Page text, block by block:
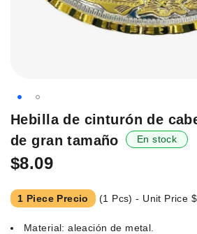
Saltar
principio
de
la
galería
de
Hebilla de cinturón de
de gran tamaño
En stock
$8.09
1 Piece Precio (1 Pcs) - Unit Price
Material: aleación de metal.